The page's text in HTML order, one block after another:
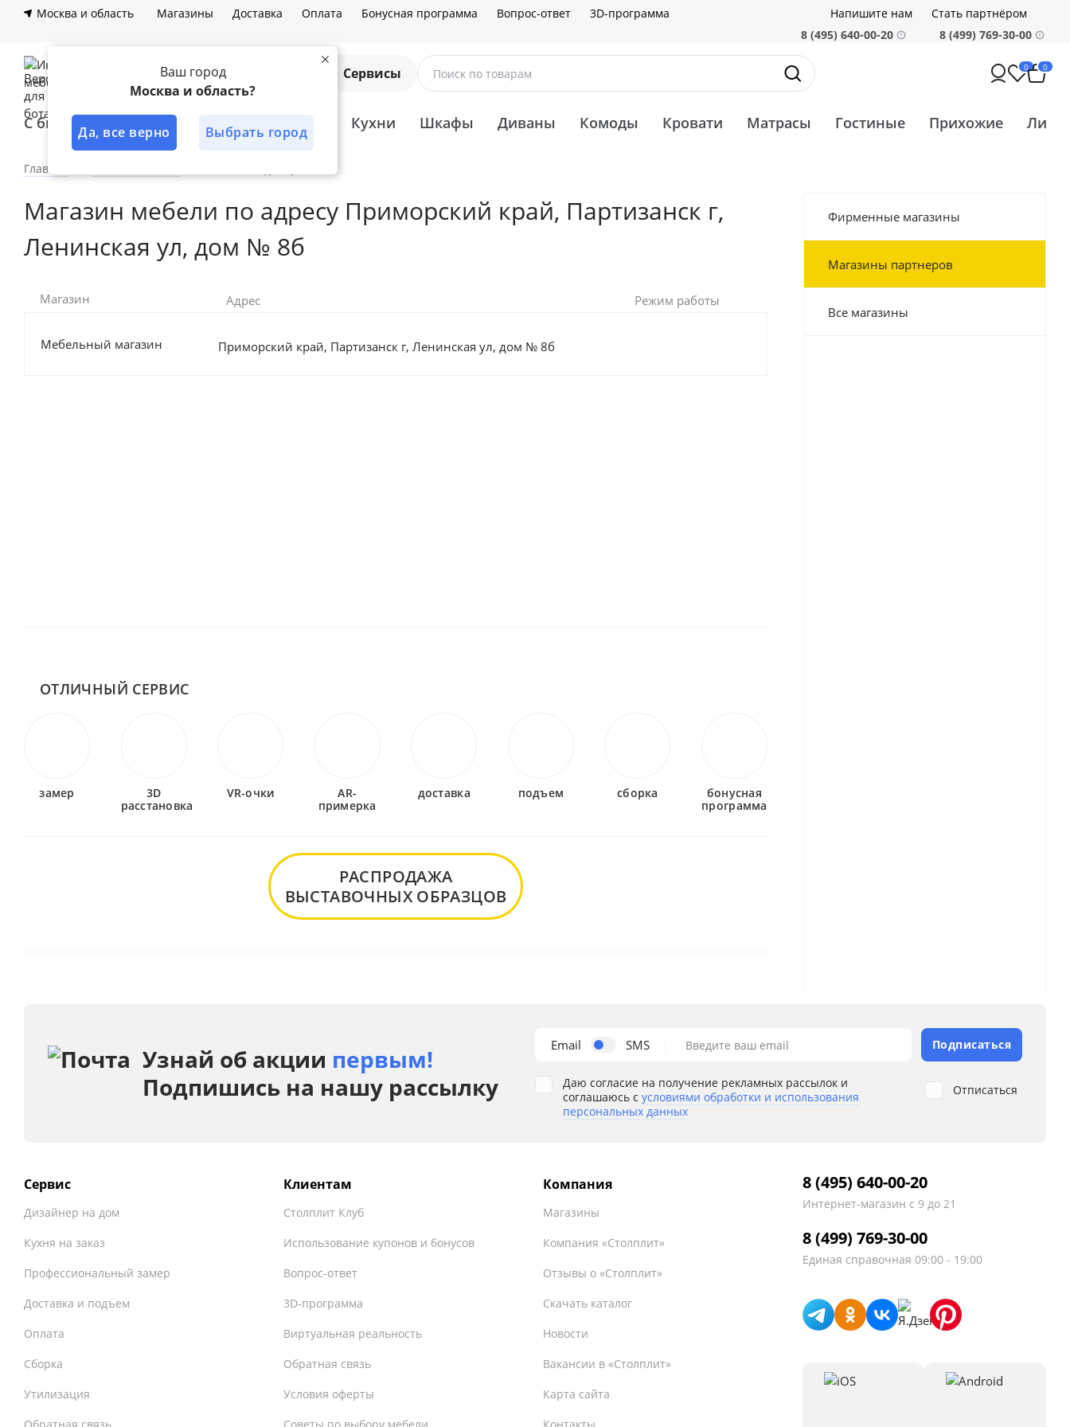
Ваш город
Москва и область?
Да, все верно Выбрать город
Москва и область Магазины Доставка Оплата Бонусная программа Вопрос-ответ 3D-программа Напишите нам
Стать партнёром
8 (495) 640-00-20
8 (499) 769-30-00
Сервисы Поиск по товарам 0 0
С быстрой доставкой Лучшее решение Кухни Шкафы Диваны Комоды Кровати Матрасы Гостиные Прихожие
Главная
Магазин мебели по адресу Приморский край, Партизанск г,
Ленинская ул, дом № 8б
Магазин Адрес Режим работы
Мебельный магазин Приморский край, Партизанск г, Ленинская ул, дом № 8б
ОТЛИЧНЫЙ СЕРВИС
замер
3D
расстановка
VR-очки
AR-
примерка
доставка подъем сборка
бонусная
программа
РАСПРОДАЖА
ВЫСТАВОЧНЫХ ОБРАЗЦОВ
Фирменные магазины
Магазины партнеров
Все магазины
Узнай об акции первым!
Подпишись на нашу рассылку
Email SMS Введите ваш email Подписаться
Даю согласие на получение рекламных рассылок и
соглашаюсь с условиями обработки и использования
персональных данных
Отписаться
Сервис
Дизайнер на дом
Кухня на заказ
Профессиональный замер
Доставка и подъем
Оплата
Сборка
Утилизация
Клиентам
Столплит Клуб
Использование купонов и бонусов
Вопрос-ответ
3D-программа
Виртуальная реальность
Обратная связь
Условия оферты
Компания
Магазины
Компания «Столплит»
Отзывы о «Столплит»
Скачать каталог
Новости
Вакансии в «Столплит»
Карта сайта
8 (495) 640-00-20
Интернет-магазин с 9 до 21
8 (499) 769-30-00
Единая справочная 09:00 - 19:00